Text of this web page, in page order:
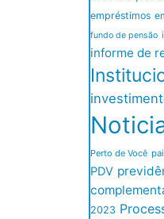
empréstimos
fundo de pensão
informe de
Perto de Você
PDV
2023